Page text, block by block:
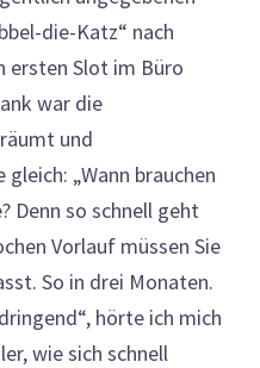
die-Katz“ nach
ersten Slot im Büro
war die
und
„Wann brauchen
Denn so schnell geht
Vorlauf müssen Sie
So in drei Monaten.
hörte ich mich
wie sich schnell